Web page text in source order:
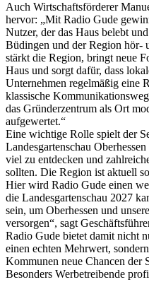
Auch Wirtschaftsförderer
hervor: „Mit Radio Gude
Nutzer, der das Haus belebt
Büdingen und der Region hör-
stärkt die Region, bringt neue
Haus und sorgt dafür, dass
Unternehmen regelmäßig eine
klassische
das Gründerzentrum als Ort
aufgewertet.“
Eine wichtige Rolle spielt der
Landesgartenschau
viel zu entdecken und
sollten. Die Region ist aktuell
Hier wird Radio Gude einen
die Landesgartenschau 2027
sein, um Oberhessen und
versorgen“, sagt
Radio Gude bietet damit nicht
einen echten Mehrwert,
Kommunen neue Chancen
Besonders Werbetreibende